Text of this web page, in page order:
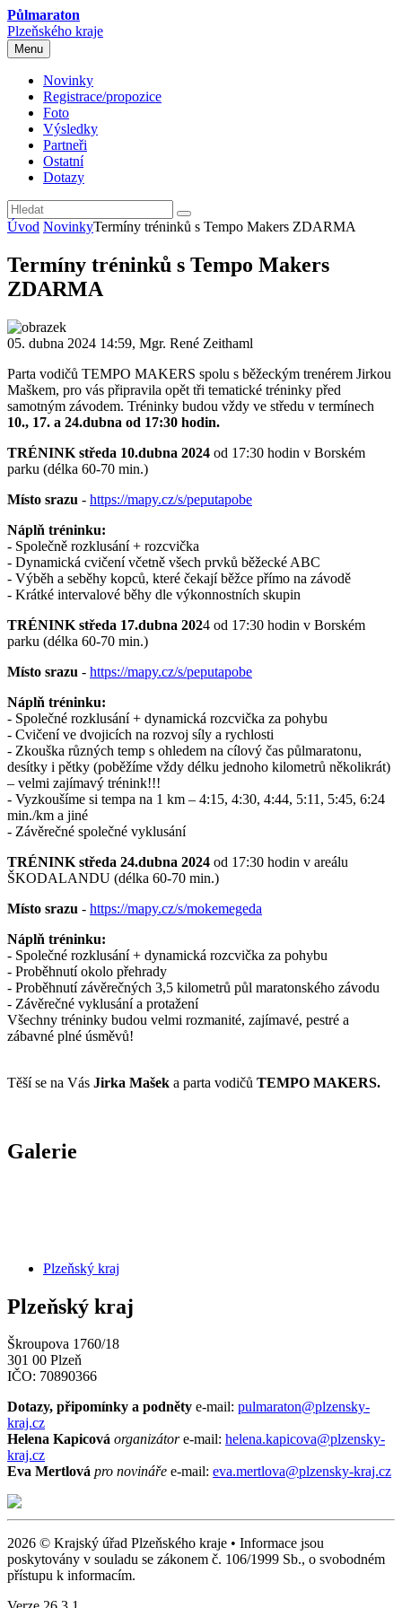
Půlmaraton
Plzeňského kraje
Menu
Novinky
Registrace/propozice
Foto
Výsledky
Partneři
Ostatní
Dotazy
Úvod NovinkyTermíny tréninků s Tempo Makers ZDARMA
Termíny tréninků s Tempo Makers
ZDARMA
05. dubna 2024 14:59, Mgr. René Zeithaml
Parta vodičů TEMPO MAKERS spolu s běžeckým trenérem Jirkou
Maškem, pro vás připravila opět tři tematické tréninky před
samotným závodem. Tréninky budou vždy ve středu v termínech
10., 17. a 24.dubna od 17:30 hodin.
TRÉNINK středa 10.dubna 2024 od 17:30 hodin v Borském
parku (délka 60-70 min.)
Místo srazu - https://mapy.cz/s/peputapobe
Náplň tréninku:
- Společně rozklusání + rozcvička
- Dynamická cvičení včetně všech prvků běžecké ABC
- Výběh a seběhy kopců, které čekají běžce přímo na závodě
- Krátké intervalové běhy dle výkonnostních skupin
TRÉNINK středa 17.dubna 2024 od 17:30 hodin v Borském
parku (délka 60-70 min.)
Místo srazu - https://mapy.cz/s/peputapobe
Náplň tréninku:
- Společné rozklusání + dynamická rozcvička za pohybu
- Cvičení ve dvojicích na rozvoj síly a rychlosti
- Zkouška různých temp s ohledem na cílový čas půlmaratonu,
desítky i pětky (poběžíme vždy délku jednoho kilometrů několikrát)
– velmi zajímavý trénink!!!
- Vyzkoušíme si tempa na 1 km – 4:15, 4:30, 4:44, 5:11, 5:45, 6:24
min./km a jiné
- Závěrečné společné vyklusání
TRÉNINK středa 24.dubna 2024 od 17:30 hodin v areálu
ŠKODALANDU (délka 60-70 min.)
Místo srazu - https://mapy.cz/s/mokemegeda
Náplň tréninku:
- Společné rozklusání + dynamická rozcvička za pohybu
- Proběhnutí okolo přehrady
- Proběhnutí závěrečných 3,5 kilometrů půl maratonského závodu
- Závěrečné vyklusání a protažení
Všechny tréninky budou velmi rozmanité, zajímavé, pestré a
zábavné plné úsměvů!
Těší se na Vás Jirka Mašek a parta vodičů TEMPO MAKERS.
Galerie
Plzeňský kraj
Plzeňský kraj
Škroupova 1760/18
301 00 Plzeň
IČO: 70890366
Dotazy, připomínky a podněty e-mail: pulmaraton@plzensky-
kraj.cz
Helena Kapicová organizátore-mail: helena.kapicova@plzensky-
kraj.cz
Eva Mertlová pro novináře e-mail: eva.mertlova@plzensky-kraj.cz
2026 © Krajský úřad Plzeňského kraje • Informace jsou
poskytovány v souladu se zákonem č. 106/1999 Sb., o svobodném
přístupu k informacím.